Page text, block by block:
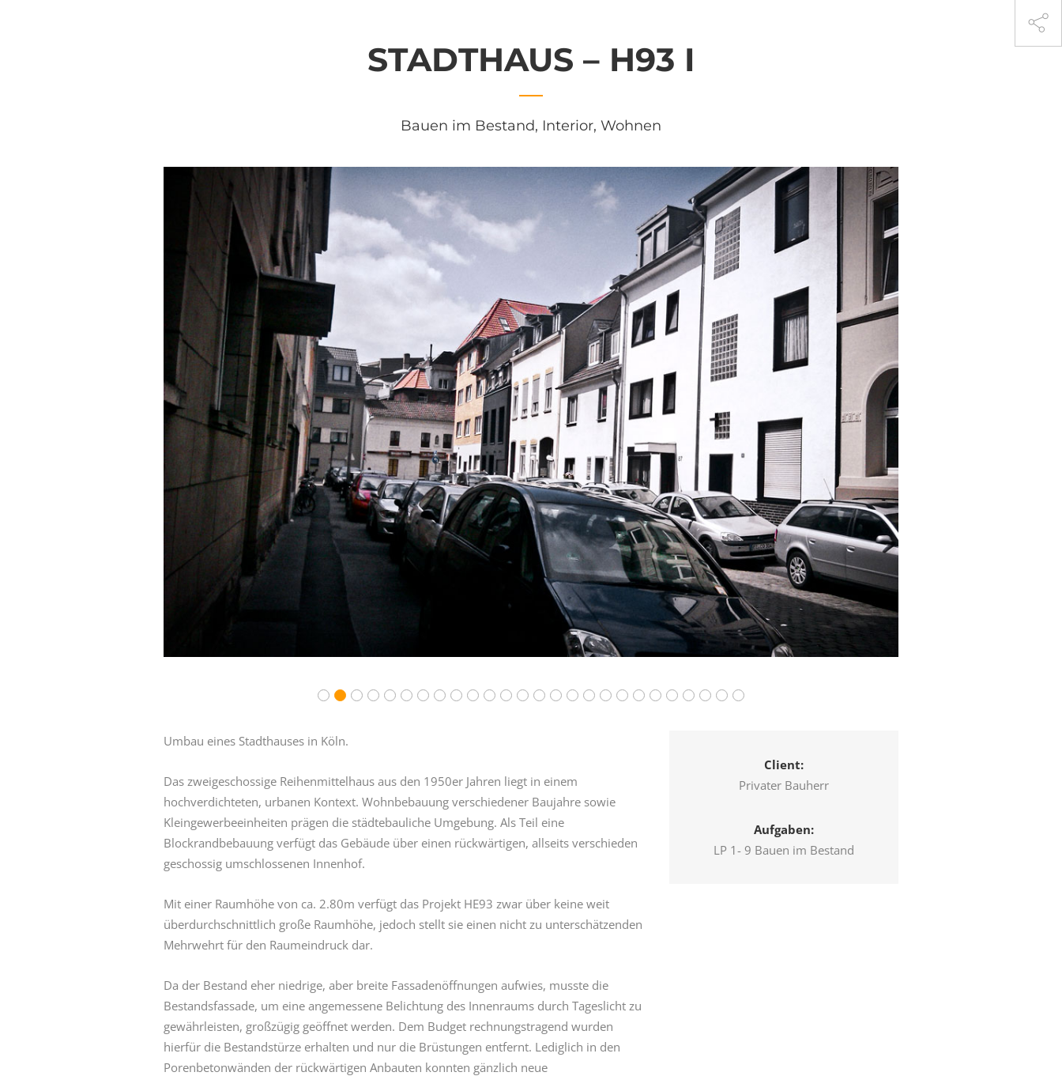
STADTHAUS – H93 I
Bauen im Bestand, Interior, Wohnen
Umbau eines Stadthauses in Köln.
Das zweigeschossige Reihenmittelhaus aus den 1950er Jahren liegt in einem
hochverdichteten, urbanen Kontext. Wohnbebauung verschiedener Baujahre sowie
Kleingewerbeeinheiten prägen die städtebauliche Umgebung. Als Teil eine
Blockrandbebauung verfügt das Gebäude über einen rückwärtigen, allseits verschieden
geschossig umschlossenen Innenhof.
Mit einer Raumhöhe von ca. 2.80m verfügt das Projekt HE93 zwar über keine weit
überdurchschnittlich große Raumhöhe, jedoch stellt sie einen nicht zu unterschätzenden
Mehrwehrt für den Raumeindruck dar.
Da der Bestand eher niedrige, aber breite Fassadenöffnungen aufwies, musste die
Bestandsfassade, um eine angemessene Belichtung des Innenraums durch Tageslicht zu
gewährleisten, großzügig geöffnet werden. Dem Budget rechnungstragend wurden
hierfür die Bestandstürze erhalten und nur die Brüstungen entfernt. Lediglich in den
Porenbetonwänden der rückwärtigen Anbauten konnten gänzlich neue
Client:
Privater Bauherr
Aufgaben:
LP 1- 9 Bauen im Bestand